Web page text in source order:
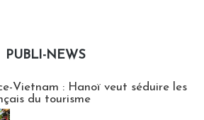
PUBLI-NEWS
Vietnam : Hanoï veut séduire les
du tourisme